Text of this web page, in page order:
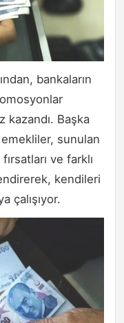
bankaların
kazandı. Başka
sunulan
ve farklı
kendileri
çalışıyor.